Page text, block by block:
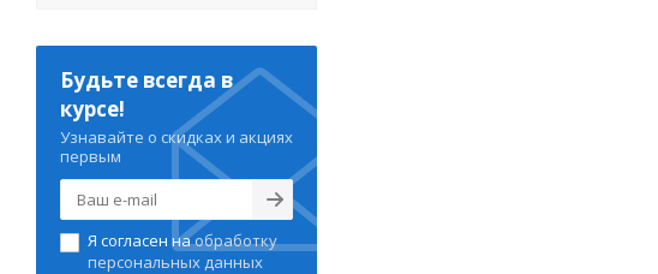
Будьте всегда в
курсе!
Узнавайте о скидках и акциях
первым
Я согласен наобработку
персональных данных